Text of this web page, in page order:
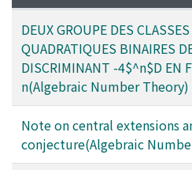
DEUX GROUPE DES
QUADRATIQUES BINAIRES
DISCRIMINANT -4$^n$D EN
n(Algebraic Number Theory)
Note on central extensions
conjecture(Algebraic